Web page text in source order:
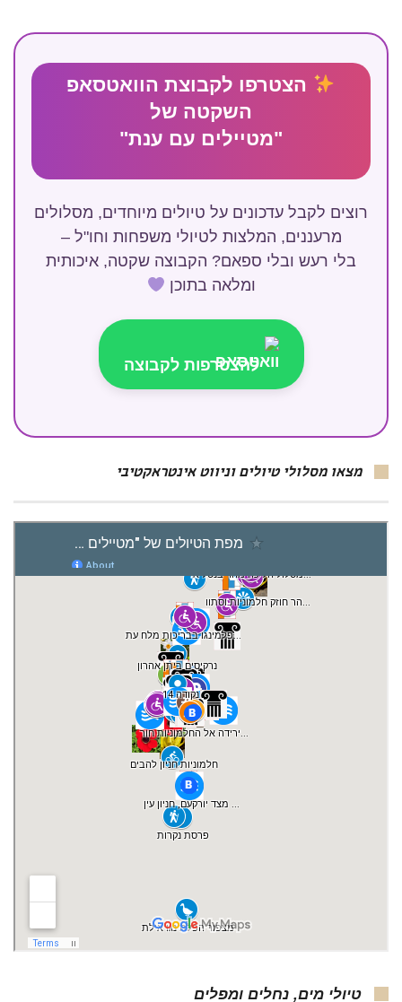
הצטרפו לקבוצת הוואטסאפ
השקטה של
"מטיילים עם ענת"
רוצים לקבל עדכונים על טיולים מיוחדים, מסלולים
מרעננים, המלצות לטיולי משפחות וחו"ל –
בלי רעש ובלי ספאם? הקבוצה שקטה, איכותית
ומלאה בתוכן
להצטרפות לקבוצה
מצאו מסלולי טיולים וניווט אינטראקטיבי
טיולי מים, נחלים ומפלים